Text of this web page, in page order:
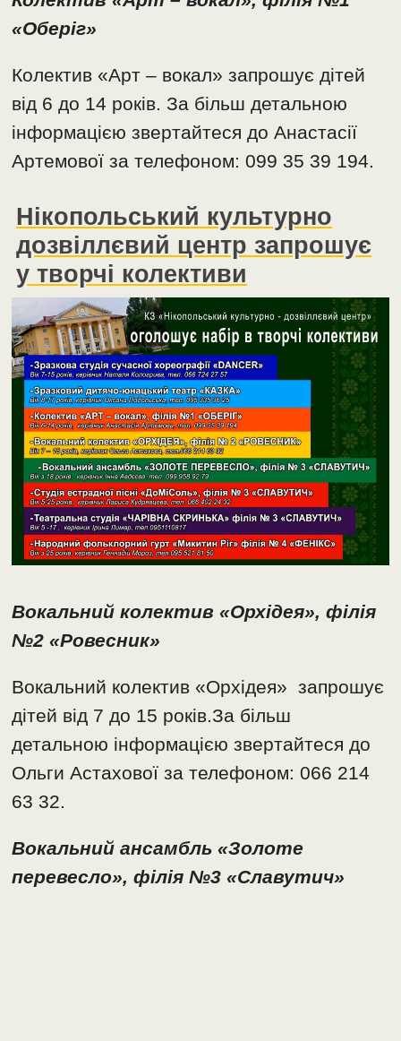
«Оберіг»
Колектив «Арт – вокал» запрошує дітей
від 6 до 14 років. За більш детальною
інформацією звертайтеся до Анастасії
Артемової за телефоном: 099 35 39 194.
Нікопольський культурно
дозвіллєвий центр запрошує
у творчі колективи
Вокальний колектив «Орхідея», філія
№2 «Ровесник»
Вокальний колектив «Орхідея» запрошує
дітей від 7 до 15 років.За більш
детальною інформацією звертайтеся до
Ольги Астахової за телефоном: 066 214
63 32.
Вокальний ансамбль «Золоте
перевесло», філія №3 «Славутич»